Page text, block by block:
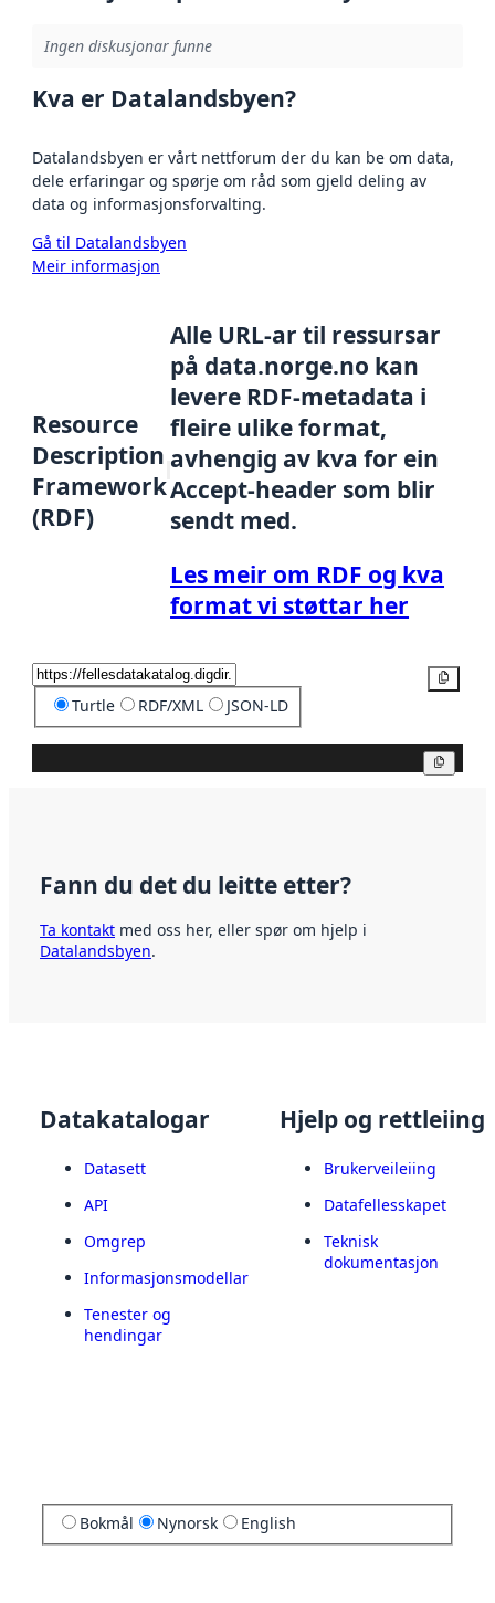
Ingen diskusjonar funne
Kva er Datalandsbyen?
Datalandsbyen er vårt nettforum der du kan be om data,
dele erfaringar og spørje om råd som gjeld deling av
data og informasjonsforvalting.
Gå til Datalandsbyen
Meir informasjon
Resource
Description
Framework
(RDF)
Alle URL-ar til ressursar
på data.norge.no kan
levere RDF-metadata i
fleire ulike format,
avhengig av kva for ein
Accept-header som blir
sendt med.
Les meir om RDF og kva
format vi støttar her
Turtle RDF/XML JSON-LD
Fann du det du leitte etter?
Ta kontakt med oss her, eller spør om hjelp i
Datalandsbyen.
Datakatalogar
Datasett
API
Omgrep
Informasjonsmodellar
Tenester og
hendingar
Hjelp og rettleiing
Brukerveileiing
Datafellesskapet
Teknisk
dokumentasjon
Bokmål Nynorsk English